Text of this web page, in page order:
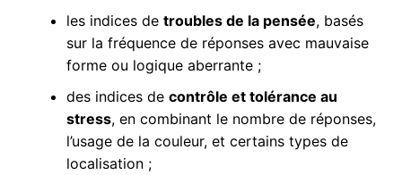
les indices de troubles de la pensée, basés
sur la fréquence de réponses avec mauvaise
forme ou logique aberrante ;
des indices de contrôle et tolérance au
stress, en combinant le nombre de réponses,
l’usage de la couleur, et certains types de
localisation ;